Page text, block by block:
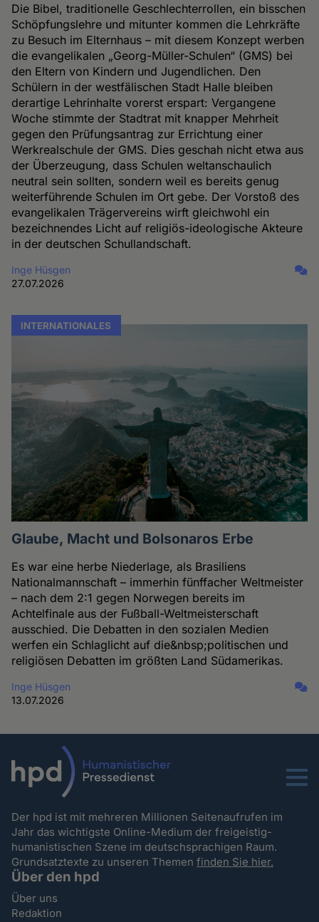
Die Bibel, traditionelle Geschlechterrollen, ein bisschen
Schöpfungslehre und mitunter kommen die Lehrkräfte
zu Besuch im Elternhaus – mit diesem Konzept werben
die evangelikalen „Georg-Müller-Schulen“ (GMS) bei
den Eltern von Kindern und Jugendlichen. Den
Schülern in der westfälischen Stadt Halle bleiben
derartige Lehrinhalte vorerst erspart: Vergangene
Woche stimmte der Stadtrat mit knapper Mehrheit
gegen den Prüfungsantrag zur Errichtung einer
Werkrealschule der GMS. Dies geschah nicht etwa aus
der Überzeugung, dass Schulen weltanschaulich
neutral sein sollten, sondern weil es bereits genug
weiterführende Schulen im Ort gebe. Der Vorstoß des
evangelikalen Trägervereins wirft gleichwohl ein
bezeichnendes Licht auf religiös-ideologische Akteure
in der deutschen Schullandschaft.
Inge Hüsgen
27.07.2026
INTERNATIONALES
Glaube, Macht und Bolsonaros Erbe
Es war eine herbe Niederlage, als Brasiliens
Nationalmannschaft – immerhin fünffacher Weltmeister
– nach dem 2:1 gegen Norwegen bereits im
Achtelfinale aus der Fußball-Weltmeisterschaft
ausschied. Die Debatten in den sozialen Medien
werfen ein Schlaglicht auf die&nbsp;politischen und
religiösen Debatten im größten Land Südamerikas.
Inge Hüsgen
13.07.2026
Menu
Der hpd ist mit mehreren Millionen Seitenaufrufen im
Jahr das wichtigste Online-Medium der freigeistig-
humanistischen Szene im deutschsprachigen Raum.
Grundsatztexte zu unseren Themenfinden Sie hier.
Über den hpd
Über uns
Redaktion